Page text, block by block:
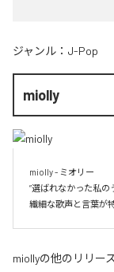
ジャンル： J-Pop
miolly
miolly - ミオリー
”選ばれなかった私の
miollyの他のリリー